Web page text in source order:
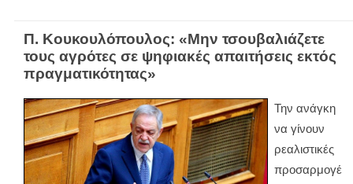
Π. Κουκουλόπουλος: «Μην τσουβαλιάζετε
τους αγρότες σε ψηφιακές απαιτήσεις εκτός
πραγματικότητας»
Την ανάγκη
να γίνουν
ρεαλιστικές
προσαρμογέ